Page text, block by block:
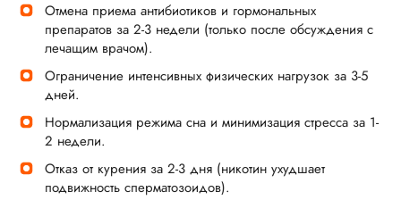
Отмена приема антибиотиков и гормональных
препаратов за 2-3 недели (только после обсуждения с
лечащим врачом).
Ограничение интенсивных физических нагрузок за 3-5
дней.
Нормализация режима сна и минимизация стресса за 1-
2 недели.
Отказ от курения за 2-3 дня (никотин ухудшает
подвижность сперматозоидов).